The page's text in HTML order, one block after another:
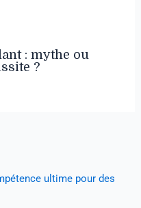
: mythe ou
?
ultime pour des